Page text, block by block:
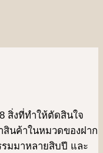
สิ่งที่ทำให้ตัดสินใจ
สินค้าในหมวดของฝาก
รมมาหลายสิบปี และ